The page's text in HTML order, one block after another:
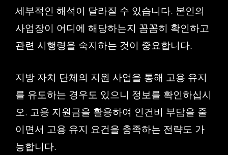
세부적인 해석이 달라질 수 있습니다. 본인의
사업장이 어디에 해당하는지 꼼꼼히 확인하고
관련 시행령을 숙지하는 것이 중요합니다.
지방 자치 단체의 지원 사업을 통해 고용 유지
를 유도하는 경우도 있으니 정보를 확인하십시
오. 고용 지원금을 활용하여 인건비 부담을 줄
이면서 고용 유지 요건을 충족하는 전략도 가
능합니다.